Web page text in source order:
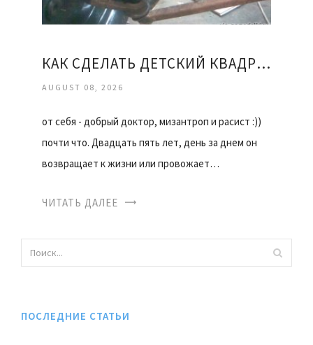
КАК СДЕЛАТЬ ДЕТСКИЙ КВАДРОЦИКЛ СВОИМИ РУКАМИ
AUGUST 08, 2026
от себя - добрый доктор, мизантроп и расист :))
почти что. Двадцать пять лет, день за днем он
возвращает к жизни или провожает…
ЧИТАТЬ ДАЛЕЕ
ПОСЛЕДНИЕ СТАТЬИ